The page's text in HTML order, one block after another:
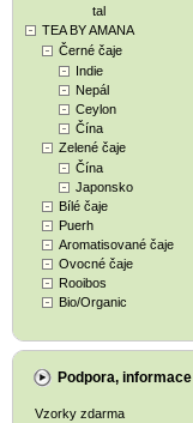
tal
TEA BY AMANA
Černé čaje
Indie
Nepál
Ceylon
Čína
Zelené čaje
Čína
Japonsko
Bílé čaje
Puerh
Aromatisované čaje
Ovocné čaje
Rooibos
Bio/Organic
Podpora, informace
Vzorky zdarma